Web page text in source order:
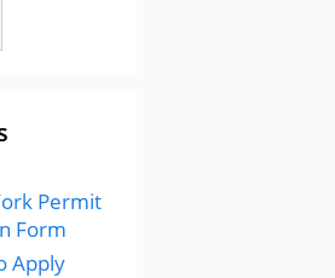
Permit
Form
Apply